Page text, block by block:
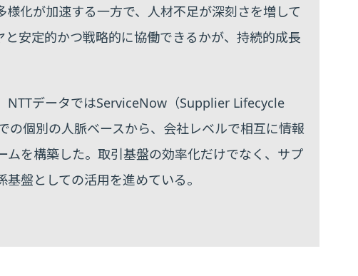
化が加速する一方で、人材不足が深刻さを増して
安定的かつ戦略的に協働できるかが、持続的成長
NTTデータではServiceNow（Supplier Lifecycle
個別の人脈ベースから、会社レベルで相互に情報
ムを構築した。取引基盤の効率化だけでなく、サプ
盤としての活用を進めている。